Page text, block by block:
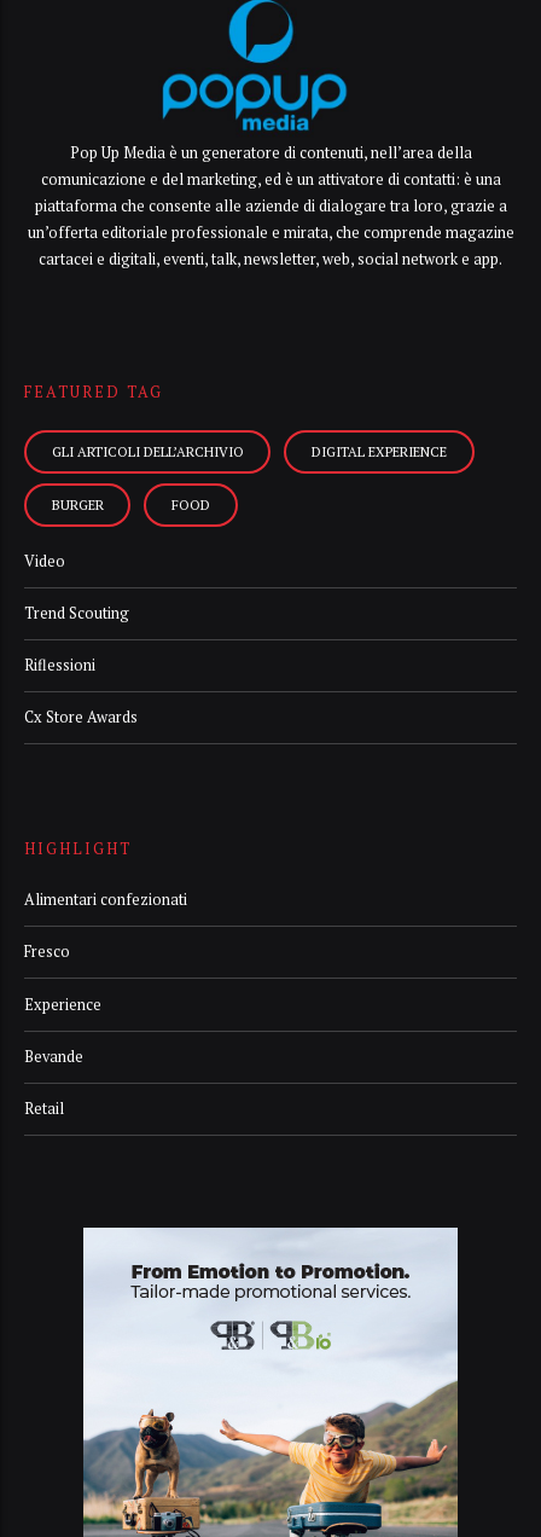
Pop Up Media è un generatore di contenuti, nell’area della
comunicazione e del marketing, ed è un attivatore di contatti: è una
piattaforma che consente alle aziende di dialogare tra loro, grazie a
un’offerta editoriale professionale e mirata, che comprende magazine
cartacei e digitali, eventi, talk, newsletter, web, social network e app.
FEATURED TAG
GLI ARTICOLI DELL’ARCHIVIO DIGITAL EXPERIENCE
BURGER FOOD
Video
Trend Scouting
Riflessioni
Cx Store Awards
HIGHLIGHT
Alimentari confezionati
Fresco
Experience
Bevande
Retail